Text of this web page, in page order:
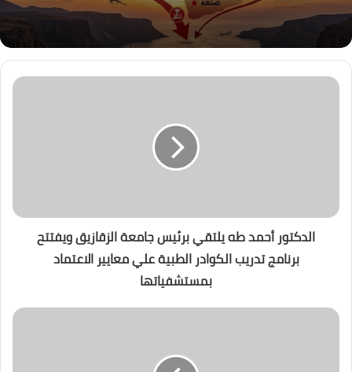
الدكتور أحمد طه يلتقي برئيس جامعة الزقازيق ويفتتح
برنامج تدريب الكوادر الطبية علي معايير الاعتماد
بمستشفياتها